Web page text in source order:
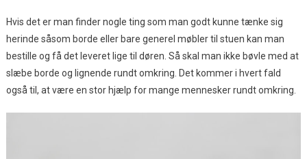
Hvis det er man finder nogle ting som man godt kunne tænke sig
herinde såsom borde eller bare generel møbler til stuen kan man
bestille og få det leveret lige til døren. Så skal man ikke bøvle med at
slæbe borde og lignende rundt omkring. Det kommer i hvert fald
også til, at være en stor hjælp for mange mennesker rundt omkring.